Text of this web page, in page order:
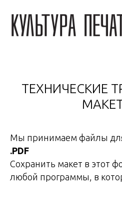
ТЕХНИЧЕСКИЕ
Мы принимаем файлы
.PDF
Сохранить макет в этот
любой программы, в